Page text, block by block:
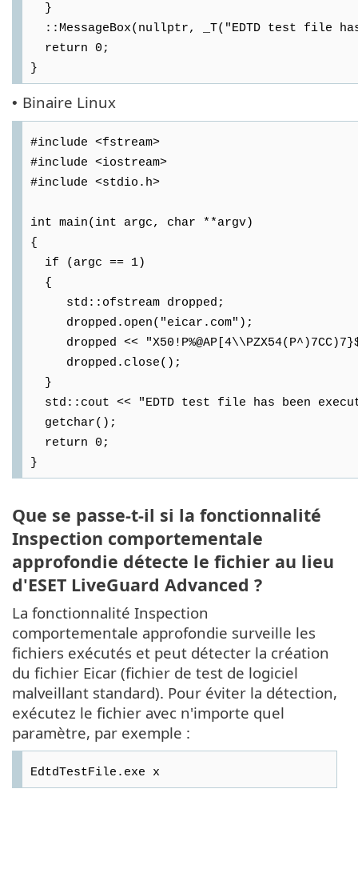
}
::MessageBox(nullptr, _T("EDTD test file
return 0;
}
• Binaire Linux
#include <fstream>
#include <iostream>
#include <stdio.h>
int main(int argc, char **argv)
{
if (argc == 1)
{
std::ofstream dropped;
dropped.open("eicar.com");
dropped <<
dropped.close();
}
std::cout << "EDTD test file has been
getchar();
return 0;
}
Que se passe-t-il si la fonctionnalité
Inspection comportementale
approfondie détecte le fichier au lieu
d'ESET LiveGuard Advanced ?
La fonctionnalité Inspection
comportementale approfondie surveille les
fichiers exécutés et peut détecter la création
du fichier Eicar (fichier de test de logiciel
malveillant standard). Pour éviter la détection,
exécutez le fichier avec n'importe quel
paramètre, par exemple :
EdtdTestFile.exe x